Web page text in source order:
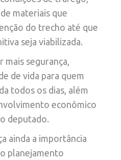
materiais que
do trecho até que
seja viabilizada.
mais segurança,
de vida para quem
todos os dias, além
econômico
deputado.
ainda a importância
planejamento